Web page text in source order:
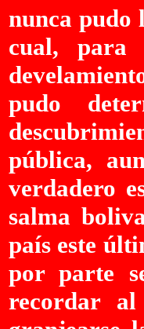
nunca pudo
cual, para
pudo
pública,
verdadero
salma
país este
por parte
recordar